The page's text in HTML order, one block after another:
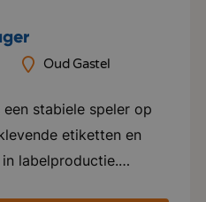
Oud Gastel
stabiele speler op
etiketten en
labelproductie.